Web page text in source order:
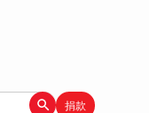
Search Button
捐款